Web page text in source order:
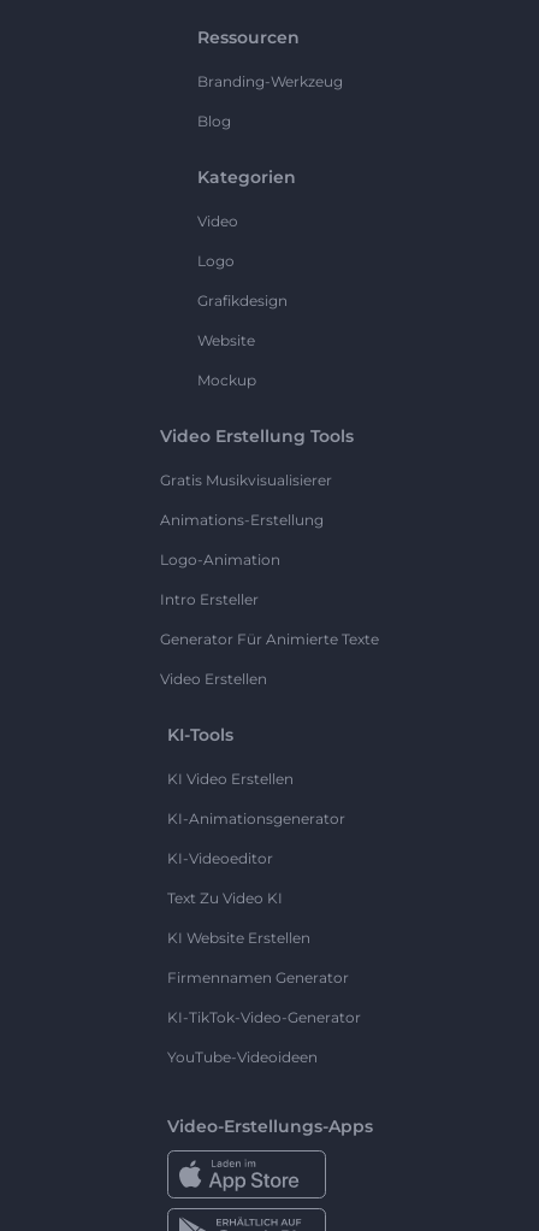
Ressourcen
Branding-Werkzeug
Blog
Kategorien
Video
Logo
Grafikdesign
Website
Mockup
Video Erstellung Tools
Gratis Musikvisualisierer
Animations-Erstellung
Logo-Animation
Intro Ersteller
Generator Für Animierte Texte
Video Erstellen
KI-Tools
KI Video Erstellen
KI-Animationsgenerator
KI-Videoeditor
Text Zu Video KI
KI Website Erstellen
Firmennamen Generator
KI-TikTok-Video-Generator
YouTube-Videoideen
Video-Erstellungs-Apps